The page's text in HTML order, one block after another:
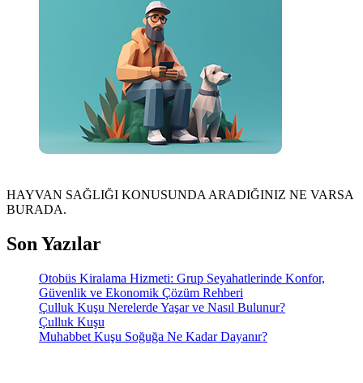
HAYVAN SAĞLIĞI KONUSUNDA ARADIĞINIZ NE VARSA
BURADA.
Son Yazılar
Otobüs Kiralama Hizmeti: Grup Seyahatlerinde Konfor,
Güvenlik ve Ekonomik Çözüm Rehberi
Çulluk Kuşu Nerelerde Yaşar ve Nasıl Bulunur?
Çulluk Kuşu
Muhabbet Kuşu Soğuğa Ne Kadar Dayanır?